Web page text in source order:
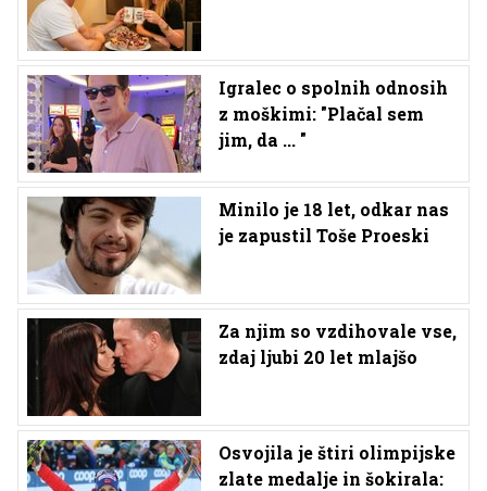
Igralec o spolnih odnosih
z moškimi: "Plačal sem
jim, da ... "
Minilo je 18 let, odkar nas
je zapustil Toše Proeski
Za njim so vzdihovale vse,
zdaj ljubi 20 let mlajšo
Osvojila je štiri olimpijske
zlate medalje in šokirala: